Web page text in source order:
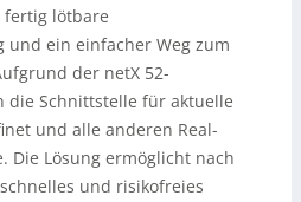
fertig lötbare
und ein einfacher Weg zum
der netX 52-
die Schnittstelle für aktuelle
und alle anderen Real-
Die Lösung ermöglicht nach
und risikofreies